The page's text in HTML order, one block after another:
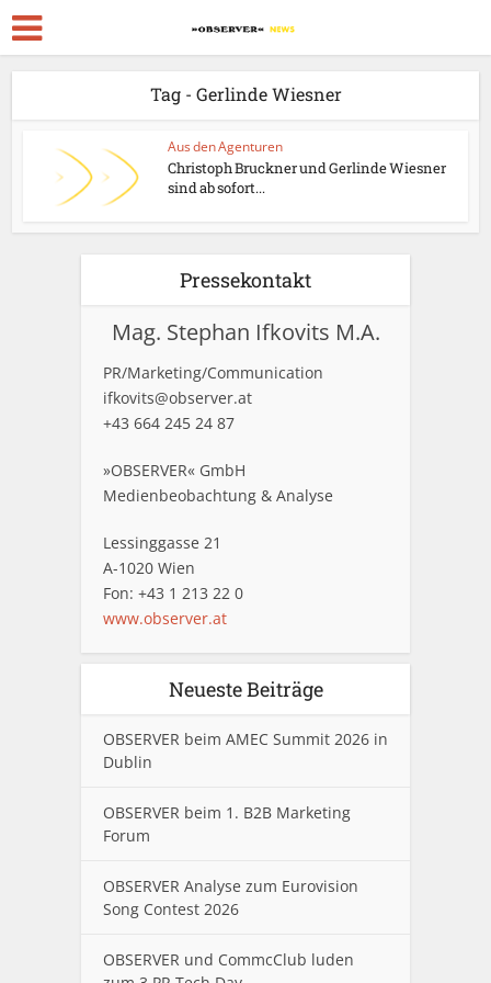
Tag - Gerlinde Wiesner
Aus den Agenturen
Christoph Bruckner und Gerlinde Wiesner
sind ab sofort...
Pressekontakt
Mag. Stephan Ifkovits M.A.
PR/Marketing/Communication
ifkovits@observer.at
+43 664 245 24 87
»OBSERVER« GmbH
Medienbeobachtung & Analyse
Lessinggasse 21
A-1020 Wien
Fon: +43 1 213 22 0
www.observer.at
Neueste Beiträge
OBSERVER beim AMEC Summit 2026 in
Dublin
OBSERVER beim 1. B2B Marketing
Forum
OBSERVER Analyse zum Eurovision
Song Contest 2026
OBSERVER und CommcClub luden